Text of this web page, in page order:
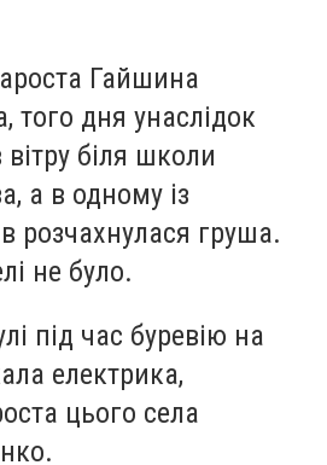
Гайшина
того дня унаслідок
біля школи
а в одному із
розчахнулася груша.
не було.
під час буревію на
електрика,
цього села